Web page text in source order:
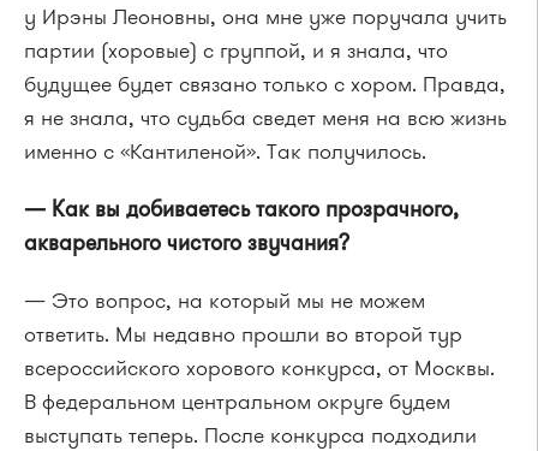
у Ирэны Леоновны, она мне уже поручала учить
партии (хоровые) с группой, и я знала, что
будущее будет связано только с хором. Правда,
я не знала, что судьба сведет меня на всю жизнь
именно с «Кантиленой». Так получилось.
— Как вы добиваетесь такого прозрачного,
акварельного чистого звучания?
— Это вопрос, на который мы не можем
ответить. Мы недавно прошли во второй тур
всероссийского хорового конкурса, от Москвы.
В федеральном центральном округе будем
выступать теперь. После конкурса подходили